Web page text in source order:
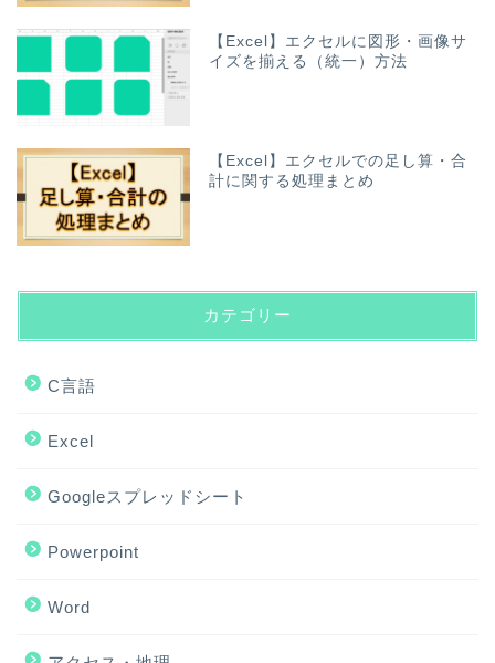
【Excel】エクセルに図形・画像サ
イズを揃える（統一）方法
【Excel】エクセルでの足し算・合
計に関する処理まとめ
カテゴリー
C言語
Excel
Googleスプレッドシート
Powerpoint
Word